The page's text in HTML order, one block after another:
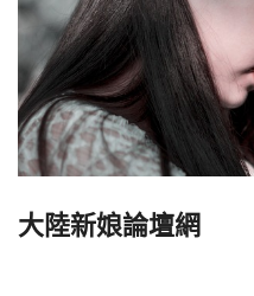
大陸新娘論壇網